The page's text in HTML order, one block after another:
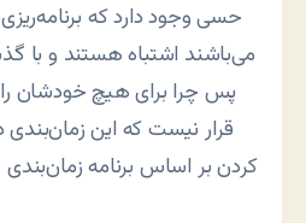
حسی وجود دارد که
می‌باشند اشتباه هستند و با
پس چرا برای هیچ خودشان را
قرار نیست که این زمان‌بندی
کردن بر اساس برنامه